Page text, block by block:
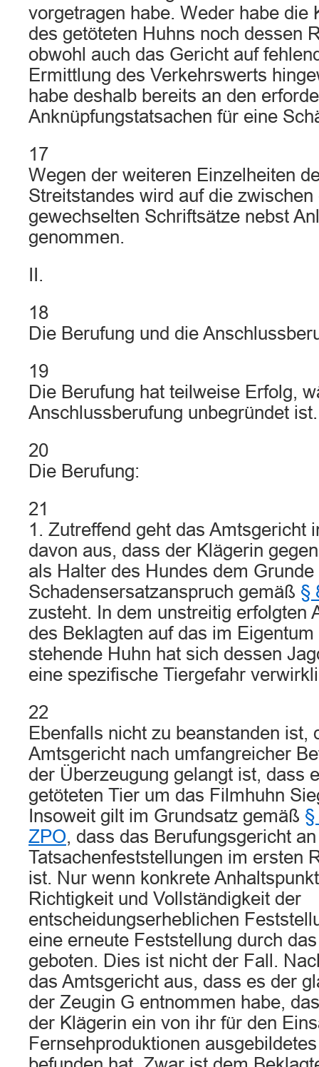
vorgetragen habe. Weder habe die
des getöteten Huhns noch dessen
obwohl auch das Gericht auf
Ermittlung des Verkehrswerts
habe deshalb bereits an den
Anknüpfungstatsachen für eine
17
Wegen der weiteren Einzelheiten
Streitstandes wird auf die zwischen
gewechselten Schriftsätze nebst
genommen.
II.
18
Die Berufung und die
19
Die Berufung hat teilweise Erfolg,
Anschlussberufung unbegründet ist.
20
Die Berufung:
21
1. Zutreffend geht das Amtsgericht
davon aus, dass der Klägerin
als Halter des Hundes dem Grunde
Schadensersatzanspruch gemäß §
zusteht. In dem unstreitig erfolgten
des Beklagten auf das im
stehende Huhn hat sich dessen
eine spezifische Tiergefahr
22
Ebenfalls nicht zu beanstanden ist,
Amtsgericht nach umfangreicher
der Überzeugung gelangt ist, dass
getöteten Tier um das Filmhuhn
Insoweit gilt im Grundsatz gemäß §
ZPO, dass das Berufungsgericht
Tatsachenfeststellungen im ersten
ist. Nur wenn konkrete
Richtigkeit und Vollständigkeit der
entscheidungserheblichen
eine erneute Feststellung durch
geboten. Dies ist nicht der Fall.
das Amtsgericht aus, dass es der
der Zeugin G entnommen habe,
der Klägerin ein von ihr für den
Fernsehproduktionen